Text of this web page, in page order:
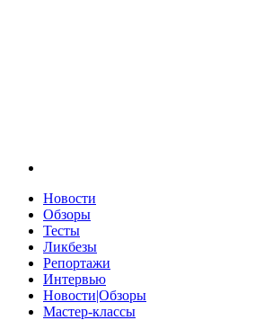
Новости
Обзоры
Тесты
Ликбезы
Репортажи
Интервью
Новости|Обзоры
Мастер-классы